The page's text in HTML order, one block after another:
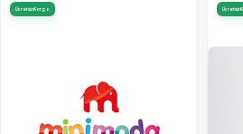
Ücretsiz Kargo Ücretsiz